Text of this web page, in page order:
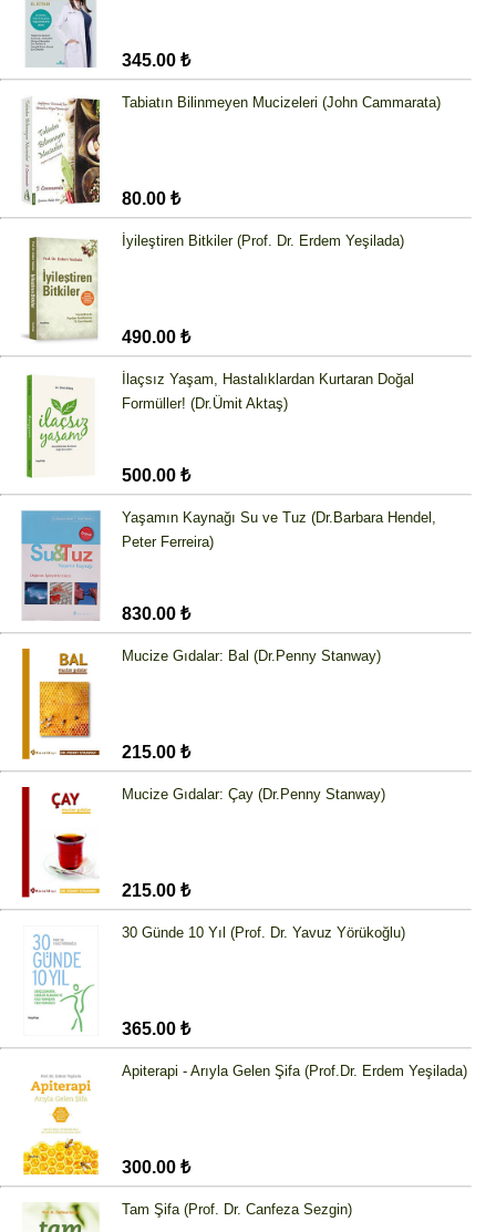
345.00 ₺
Tabiatın Bilinmeyen Mucizeleri (John Cammarata)
80.00 ₺
İyileştiren Bitkiler (Prof. Dr. Erdem Yeşilada)
490.00 ₺
İlaçsız Yaşam, Hastalıklardan Kurtaran Doğal
Formüller! (Dr.Ümit Aktaş)
500.00 ₺
Yaşamın Kaynağı Su ve Tuz (Dr.Barbara Hendel,
Peter Ferreira)
830.00 ₺
Mucize Gıdalar: Bal (Dr.Penny Stanway)
215.00 ₺
Mucize Gıdalar: Çay (Dr.Penny Stanway)
215.00 ₺
30 Günde 10 Yıl (Prof. Dr. Yavuz Yörükoğlu)
365.00 ₺
Apiterapi - Arıyla Gelen Şifa (Prof.Dr. Erdem Yeşilada)
300.00 ₺
Tam Şifa (Prof. Dr. Canfeza Sezgin)